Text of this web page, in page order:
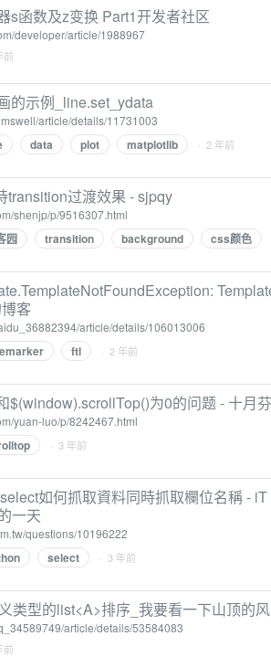
s函数及z变换 Part1开发者社区
developer/article/1988967
前
的示例_line.set_ydata
article/details/11731003
data plot matplotlib · 2 年前
transition过渡效果 - sjpqy
shenjp/p/9516307.html
园 transition background css颜色
客
article/details/106013006
ftl · 2 年前
$(window).scrollTop()为0的问题 - 十月
yuan-luo/p/8242467.html
· 3 年前
如何抓取資料同時抓取欄位名稱 -
一天
questions/10196222
select · 3 年前
类型的list<A>排序_我要看一下山顶的
article/details/53584083
前